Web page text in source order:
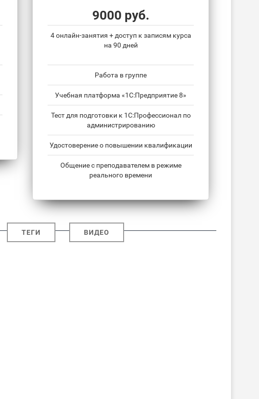
9000 руб.
4 онлайн-занятия + доступ к записям курса
на 90 дней
Работа в группе
Учебная платформа «1С:Предприятие 8»
Тест для подготовки к 1С:Профессионал по
администрированию
Удостоверение о повышении квалификации
Общение с преподавателем в режиме
реального времени
ТЕГИ ВИДЕО